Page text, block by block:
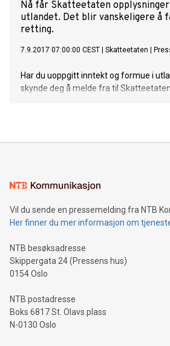
Nå får Skatteetaten
utlandet. Det blir vanskeligere å
retting.
7.9.2017 07:00:00 CEST Skatteetaten
Har du uoppgitt inntekt og formue i
skynde deg å melde fra til
Vil du sende en pressemelding fra NTB
Her finner du mer informasjon om
NTB besøksadresse
Skippergata 24 (Pressens hus)
0154 Oslo
NTB postadresse
Boks 6817 St. Olavs plass
N-0130 Oslo